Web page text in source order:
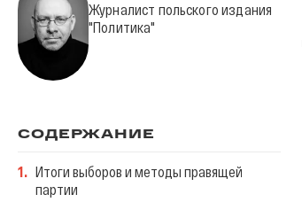
Журналист польского издания
"Политика"
СОДЕРЖАНИЕ
1. Итоги выборов и методы правящей
партии